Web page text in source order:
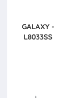
GALAXY -
L8033SS